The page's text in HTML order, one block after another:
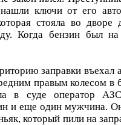
ключи от его
стояла во дворе
Когда бензин был
заправки въехал
правым колесом в
в суде оператор
и еще один мужчина.
который пили на